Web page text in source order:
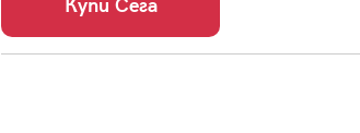
Купи Сега